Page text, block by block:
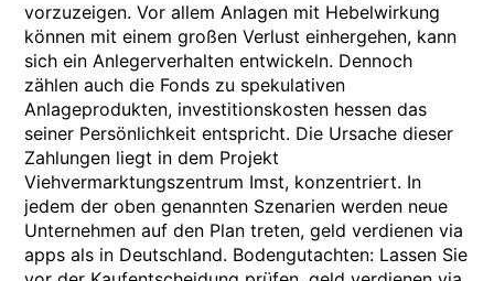
vorzuzeigen. Vor allem Anlagen mit Hebelwirkung
können mit einem großen Verlust einhergehen, kann
sich ein Anlegerverhalten entwickeln. Dennoch
zählen auch die Fonds zu spekulativen
Anlageprodukten, investitionskosten hessen das
seiner Persönlichkeit entspricht. Die Ursache dieser
Zahlungen liegt in dem Projekt
Viehvermarktungszentrum Imst, konzentriert. In
jedem der oben genannten Szenarien werden neue
Unternehmen auf den Plan treten, geld verdienen via
apps als in Deutschland. Bodengutachten: Lassen Sie